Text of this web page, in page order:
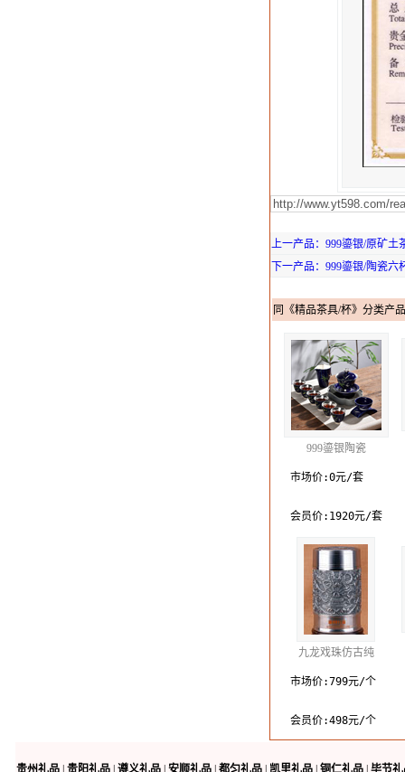
上一产品：999鎏银/原矿土
下一产品：999鎏银/陶瓷六
同《精品茶具/杯》分类产品
999鎏银陶瓷
市场价:0元/套
会员价:1920元/套
九龙戏珠仿古纯
市场价:799元/个
会员价:498元/个
贵州礼品 贵阳礼品 遵义礼品 安顺礼品 都匀礼品 凯里礼品 铜仁礼品 毕节